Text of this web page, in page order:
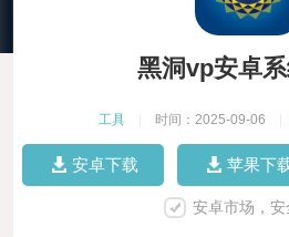
黑洞vp安卓
工具 时间：2025-09-06
安卓下载 苹果下
安卓市场，